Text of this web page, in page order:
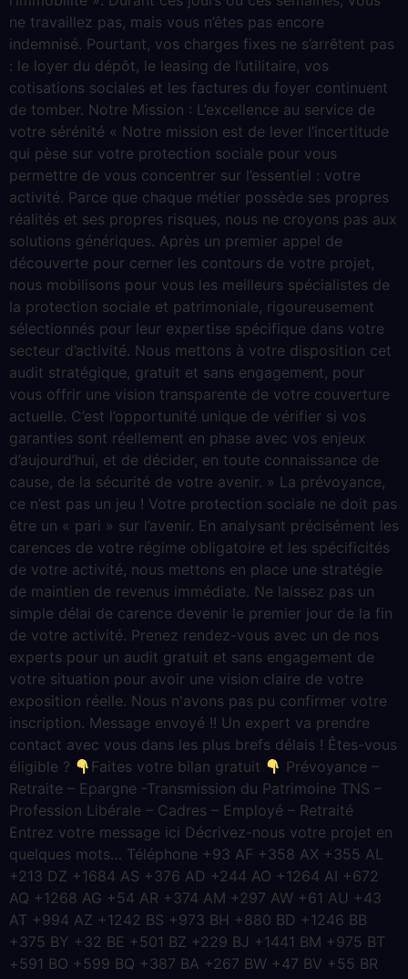
ne travaillez pas, mais vous n’êtes pas encore
indemnisé. Pourtant, vos charges fixes ne s’arrêtent pas
: le loyer du dépôt, le leasing de l’utilitaire, vos
cotisations sociales et les factures du foyer continuent
de tomber. Notre Mission : L’excellence au service de
votre sérénité « Notre mission est de lever l’incertitude
qui pèse sur votre protection sociale pour vous
permettre de vous concentrer sur l’essentiel : votre
activité. Parce que chaque métier possède ses propres
réalités et ses propres risques, nous ne croyons pas aux
solutions génériques. Après un premier appel de
découverte pour cerner les contours de votre projet,
nous mobilisons pour vous les meilleurs spécialistes de
la protection sociale et patrimoniale, rigoureusement
sélectionnés pour leur expertise spécifique dans votre
secteur d’activité. Nous mettons à votre disposition cet
audit stratégique, gratuit et sans engagement, pour
vous offrir une vision transparente de votre couverture
actuelle. C’est l’opportunité unique de vérifier si vos
garanties sont réellement en phase avec vos enjeux
d’aujourd’hui, et de décider, en toute connaissance de
cause, de la sécurité de votre avenir. » La prévoyance,
ce n’est pas un jeu ! Votre protection sociale ne doit pas
être un « pari » sur l’avenir. En analysant précisément les
carences de votre régime obligatoire et les spécificités
de votre activité, nous mettons en place une stratégie
de maintien de revenus immédiate. Ne laissez pas un
simple délai de carence devenir le premier jour de la fin
de votre activité. Prenez rendez-vous avec un de nos
experts pour un audit gratuit et sans engagement de
votre situation pour avoir une vision claire de votre
exposition réelle. Nous n'avons pas pu confirmer votre
inscription. Message envoyé !! Un expert va prendre
contact avec vous dans les plus brefs délais ! Êtes-vous
éligible ?
Faites votre bilan gratuit
Prévoyance –
Retraite – Epargne -Transmission du Patrimoine TNS –
Profession Libérale – Cadres – Employé – Retraité
Entrez votre message ici Décrivez-nous votre projet en
quelques mots… Téléphone +93 AF +358 AX +355 AL
+213 DZ +1684 AS +376 AD +244 AO +1264 AI +672
AQ +1268 AG +54 AR +374 AM +297 AW +61 AU +43
AT +994 AZ +1242 BS +973 BH +880 BD +1246 BB
+375 BY +32 BE +501 BZ +229 BJ +1441 BM +975 BT
+591 BO +599 BQ +387 BA +267 BW +47 BV +55 BR